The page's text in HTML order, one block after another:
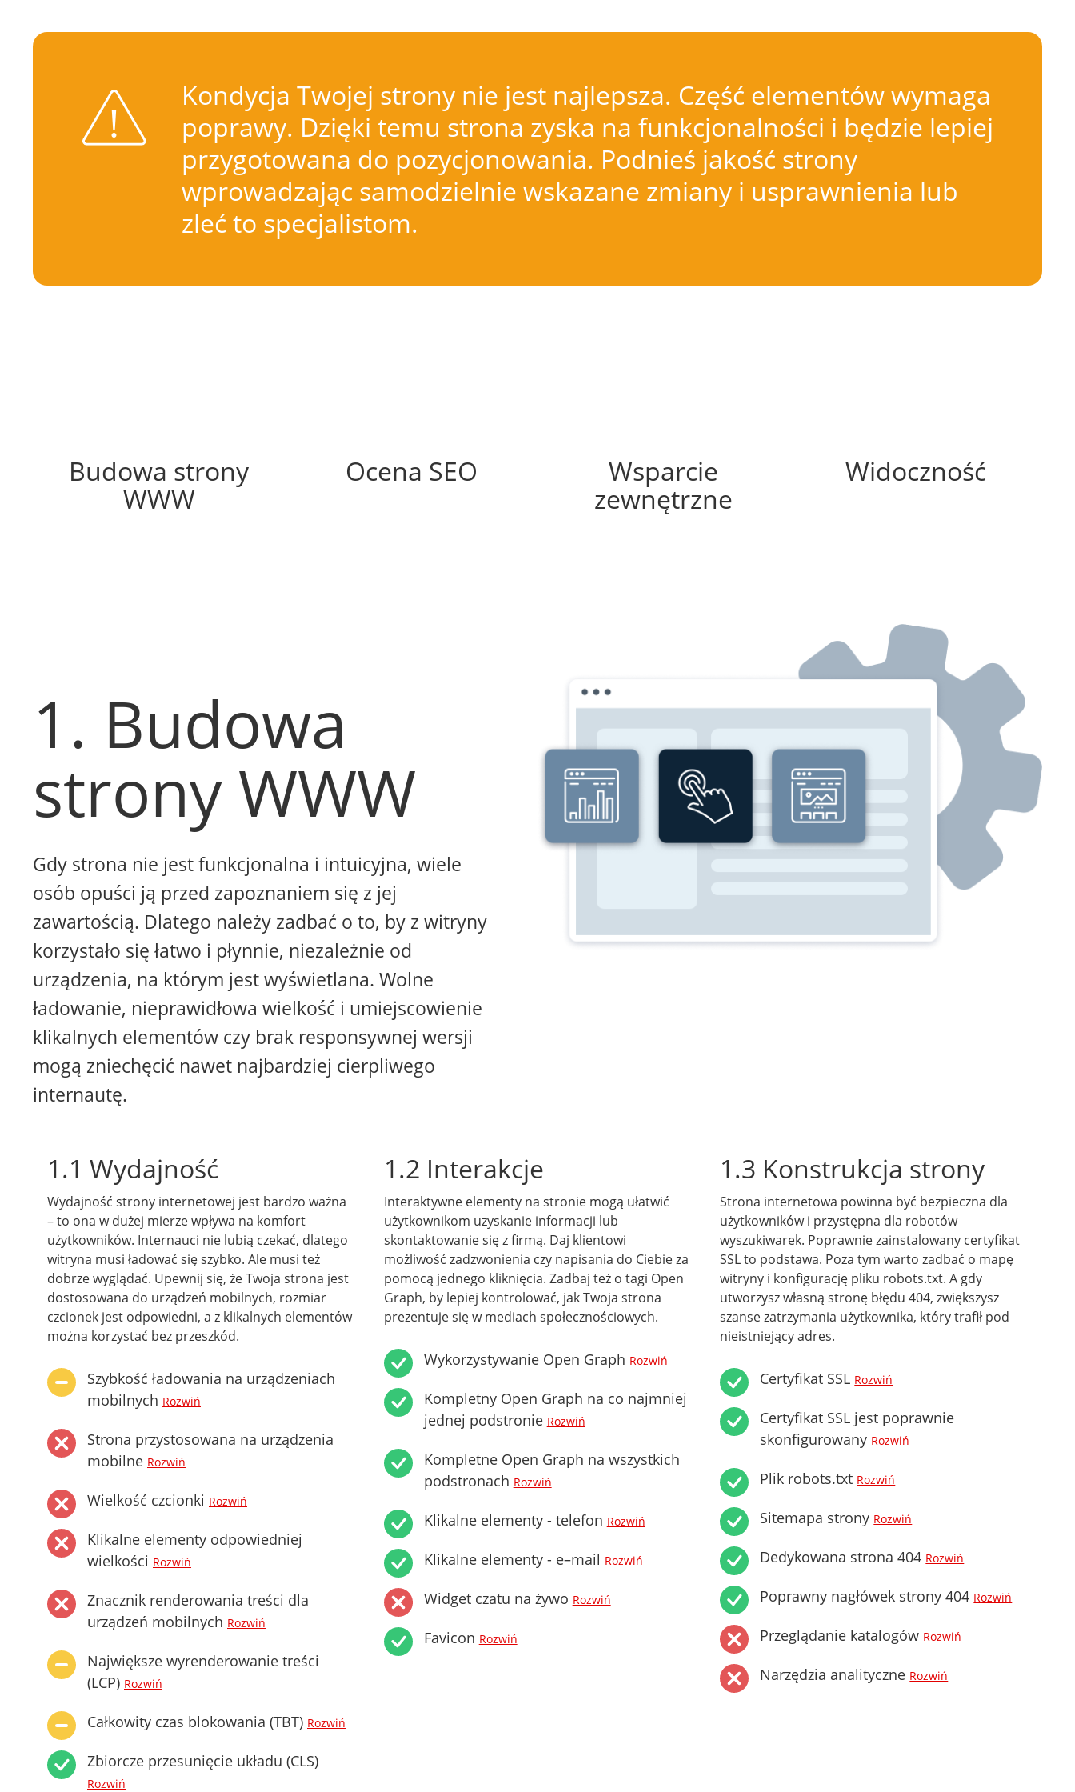
Kondycja Twojej strony nie jest najlepsza. Część elementów wymaga
poprawy. Dzięki temu strona zyska na funkcjonalności i będzie lepiej
przygotowana do pozycjonowania. Podnieś jakość strony
wprowadzając samodzielnie wskazane zmiany i usprawnienia lub
zleć to specjalistom.
Budowa strony
WWW
Ocena SEO
Wsparcie
zewnętrzne
Widoczność
1. Budowa
strony WWW
Gdy strona nie jest funkcjonalna i intuicyjna, wiele
osób opuści ją przed zapoznaniem się z jej
zawartością. Dlatego należy zadbać o to, by z witryny
korzystało się łatwo i płynnie, niezależnie od
urządzenia, na którym jest wyświetlana. Wolne
ładowanie, nieprawidłowa wielkość i umiejscowienie
klikalnych elementów czy brak responsywnej wersji
mogą zniechęcić nawet najbardziej cierpliwego
internautę.
1.1 Wydajność
Wydajność strony internetowej jest bardzo ważna
– to ona w dużej mierze wpływa na komfort
użytkowników. Internauci nie lubią czekać, dlatego
witryna musi ładować się szybko. Ale musi też
dobrze wyglądać. Upewnij się, że Twoja strona jest
dostosowana do urządzeń mobilnych, rozmiar
czcionek jest odpowiedni, a z klikalnych elementów
można korzystać bez przeszkód.
Szybkość ładowania na urządzeniach
mobilnych Rozwiń
Strona przystosowana na urządzenia
mobilne Rozwiń
Wielkość czcionki Rozwiń
Klikalne elementy odpowiedniej
wielkości Rozwiń
Znacznik renderowania treści dla
urządzeń mobilnych Rozwiń
Największe wyrenderowanie treści
(LCP) Rozwiń
Całkowity czas blokowania (TBT) Rozwiń
Zbiorcze przesunięcie układu (CLS)
Rozwiń
1.2 Interakcje
Interaktywne elementy na stronie mogą ułatwić
użytkownikom uzyskanie informacji lub
skontaktowanie się z firmą. Daj klientowi
możliwość zadzwonienia czy napisania do Ciebie za
pomocą jednego kliknięcia. Zadbaj też o tagi Open
Graph, by lepiej kontrolować, jak Twoja strona
prezentuje się w mediach społecznościowych.
Wykorzystywanie Open Graph Rozwiń
Kompletny Open Graph na co najmniej
jednej podstronie Rozwiń
Kompletne Open Graph na wszystkich
podstronach Rozwiń
Klikalne elementy - telefon Rozwiń
Klikalne elementy - e–mail Rozwiń
Widget czatu na żywo Rozwiń
Favicon Rozwiń
1.3 Konstrukcja strony
Strona internetowa powinna być bezpieczna dla
użytkowników i przystępna dla robotów
wyszukiwarek. Poprawnie zainstalowany certyfikat
SSL to podstawa. Poza tym warto zadbać o mapę
witryny i konfigurację pliku robots.txt. A gdy
utworzysz własną stronę błędu 404, zwiększysz
szanse zatrzymania użytkownika, który trafił pod
nieistniejący adres.
Certyfikat SSL Rozwiń
Certyfikat SSL jest poprawnie
skonfigurowany Rozwiń
Plik robots.txt Rozwiń
Sitemapa strony Rozwiń
Dedykowana strona 404 Rozwiń
Poprawny nagłówek strony 404 Rozwiń
Przeglądanie katalogów Rozwiń
Narzędzia analityczne Rozwiń